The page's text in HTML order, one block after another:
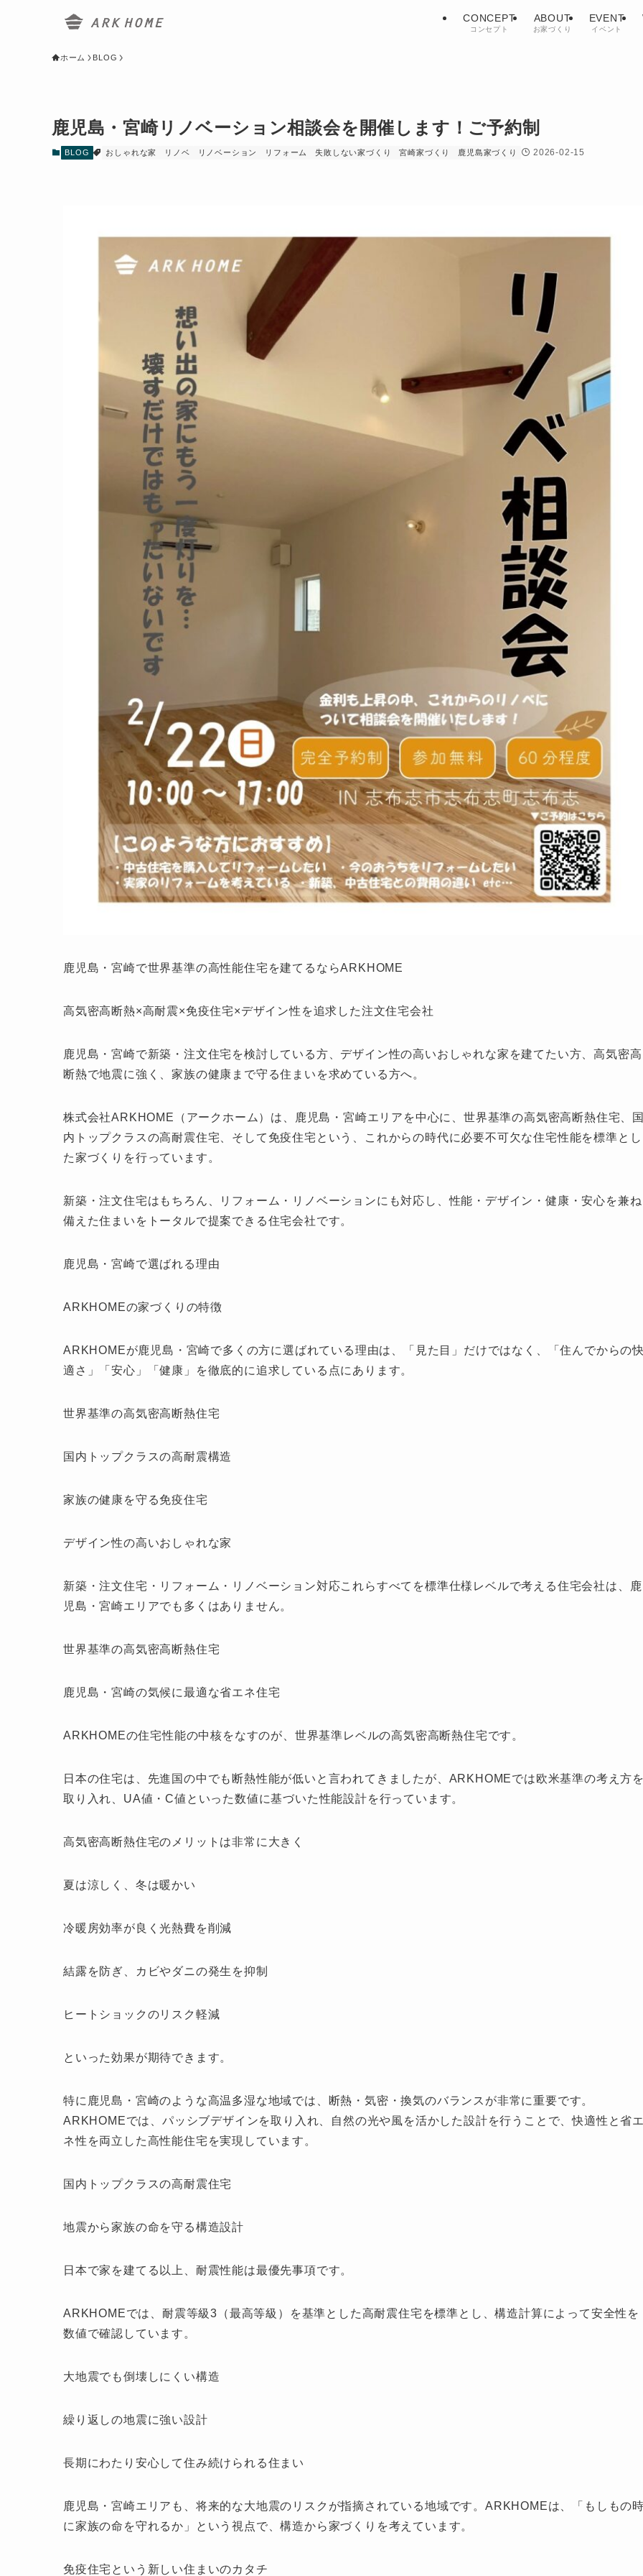
CONCEPT
コンセプト
ABOUT
お家づくり
EVENT
イベント
ホーム BLOG
鹿児島・宮崎リノベーション相談会を開催します！ご予約制
BLOG おしゃれな家 リノベ リノベーション リフォーム 失敗しない家づくり 宮崎家づくり 鹿児島家づくり 2026-02-15
鹿児島・宮崎で世界基準の高性能住宅を建てるならARKHOME
高気密高断熱×高耐震×免疫住宅×デザイン性を追求した注文住宅会社
鹿児島・宮崎で新築・注文住宅を検討している方、デザイン性の高いおしゃれな家を建てたい方、高気密高
断熱で地震に強く、家族の健康まで守る住まいを求めている方へ。
株式会社ARKHOME（アークホーム）は、鹿児島・宮崎エリアを中心に、世界基準の高気密高断熱住宅、
内トップクラスの高耐震住宅、そして免疫住宅という、これからの時代に必要不可欠な住宅性能を標準とし
た家づくりを行っています。
新築・注文住宅はもちろん、リフォーム・リノベーションにも対応し、性能・デザイン・健康・安心を兼ね
備えた住まいをトータルで提案できる住宅会社です。
鹿児島・宮崎で選ばれる理由
ARKHOMEの家づくりの特徴
ARKHOMEが鹿児島・宮崎で多くの方に選ばれている理由は、「見た目」だけではなく、「住んでからの
適さ」「安心」「健康」を徹底的に追求している点にあります。
世界基準の高気密高断熱住宅
国内トップクラスの高耐震構造
家族の健康を守る免疫住宅
デザイン性の高いおしゃれな家
新築・注文住宅・リフォーム・リノベーション対応これらすべてを標準仕様レベルで考える住宅会社は、鹿
児島・宮崎エリアでも多くはありません。
世界基準の高気密高断熱住宅
鹿児島・宮崎の気候に最適な省エネ住宅
ARKHOMEの住宅性能の中核をなすのが、世界基準レベルの高気密高断熱住宅です。
日本の住宅は、先進国の中でも断熱性能が低いと言われてきましたが、ARKHOMEでは欧米基準の考え方
取り入れ、UA値・C値といった数値に基づいた性能設計を行っています。
高気密高断熱住宅のメリットは非常に大きく
夏は涼しく、冬は暖かい
冷暖房効率が良く光熱費を削減
結露を防ぎ、カビやダニの発生を抑制
ヒートショックのリスク軽減
といった効果が期待できます。
特に鹿児島・宮崎のような高温多湿な地域では、断熱・気密・換気のバランスが非常に重要です。
ARKHOMEでは、パッシブデザインを取り入れ、自然の光や風を活かした設計を行うことで、快適性と省
ネ性を両立した高性能住宅を実現しています。
国内トップクラスの高耐震住宅
地震から家族の命を守る構造設計
日本で家を建てる以上、耐震性能は最優先事項です。
ARKHOMEでは、耐震等級3（最高等級）を基準とした高耐震住宅を標準とし、構造計算によって安全性を
数値で確認しています。
大地震でも倒壊しにくい構造
繰り返しの地震に強い設計
長期にわたり安心して住み続けられる住まい
鹿児島・宮崎エリアも、将来的な大地震のリスクが指摘されている地域です。ARKHOMEは、「もしもの
に家族の命を守れるか」という視点で、構造から家づくりを考えています。
免疫住宅という新しい住まいのカタチ